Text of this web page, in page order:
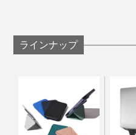
ラインナップ